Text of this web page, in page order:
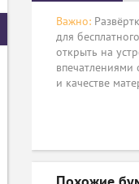
Важно:
для
открыть на
и качестве